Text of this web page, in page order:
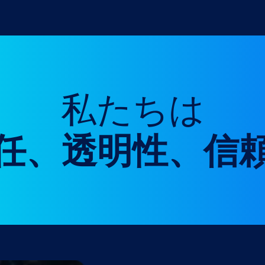
私たちは
、透明性、信